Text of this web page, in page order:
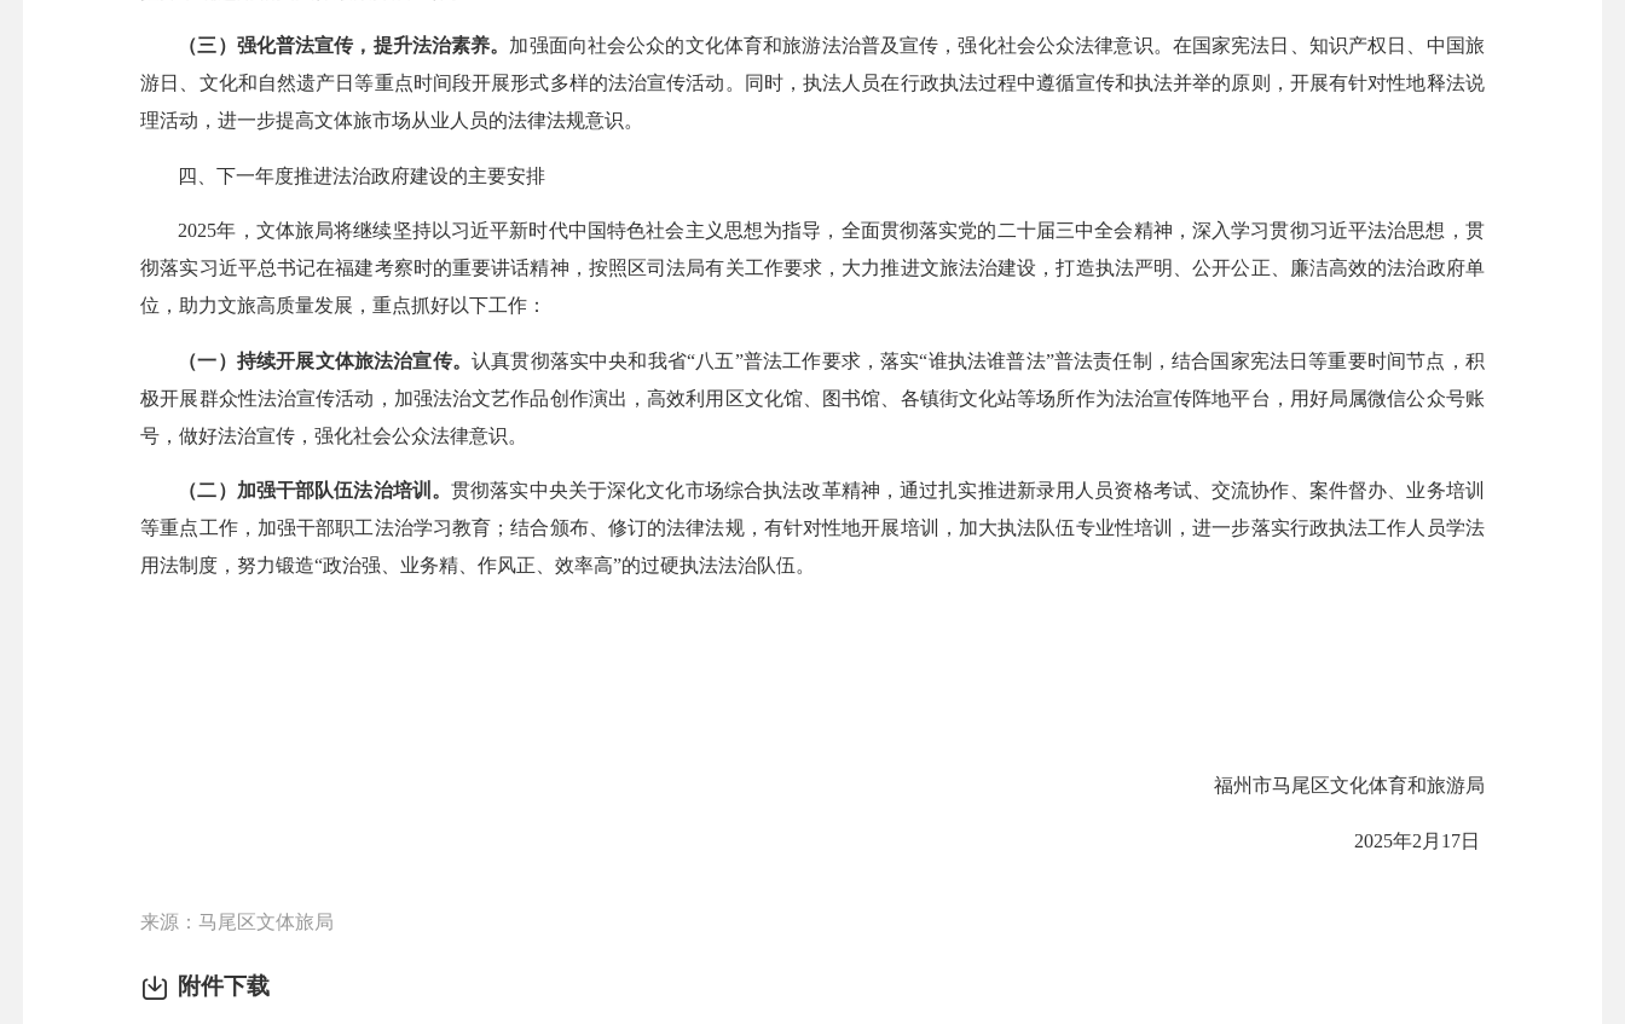
（三）强化普法宣传，提升法治素养。 加强面向社会公众的文化体育和旅游法治普及宣传，强化社会公众法律意识。在国家宪法日、知识产权日、中国旅
游日、文化和自然遗产日等重点时间段开展形式多样的法治宣传活动。同时，执法人员在行政执法过程中遵循宣传和执法并举的原则，开展有针对性地释法说
理活动，进一步提高文体旅市场从业人员的法律法规意识。
四、下一年度推进法治政府建设的主要安排
2025年，文体旅局将继续坚持以习近平新时代中国特色社会主义思想为指导，全面贯彻落实党的二十届三中全会精神，深入学习贯彻习近平法治思想，贯
彻落实习近平总书记在福建考察时的重要讲话精神，按照区司法局有关工作要求，大力推进文旅法治建设，打造执法严明、公开公正、廉洁高效的法治政府单
位，助力文旅高质量发展，重点抓好以下工作：
（一）持续开展文体旅法治宣传。认真贯彻落实中央和我省“八五”普法工作要求，落实“谁执法谁普法”普法责任制，结合国家宪法日等重要时间节点，积
极开展群众性法治宣传活动，加强法治文艺作品创作演出，高效利用区文化馆、图书馆、各镇街文化站等场所作为法治宣传阵地平台，用好局属微信公众号账
号，做好法治宣传，强化社会公众法律意识。
（二）加强干部队伍法治培训。贯彻落实中央关于深化文化市场综合执法改革精神，通过扎实推进新录用人员资格考试、交流协作、案件督办、业务培训
等重点工作，加强干部职工法治学习教育；结合颁布、修订的法律法规，有针对性地开展培训，加大执法队伍专业性培训，进一步落实行政执法工作人员学法
用法制度，努力锻造“政治强、业务精、作风正、效率高”的过硬执法法治队伍。
福州市马尾区文化体育和旅游局
2025年2月17日
来源：马尾区文体旅局
附件下载